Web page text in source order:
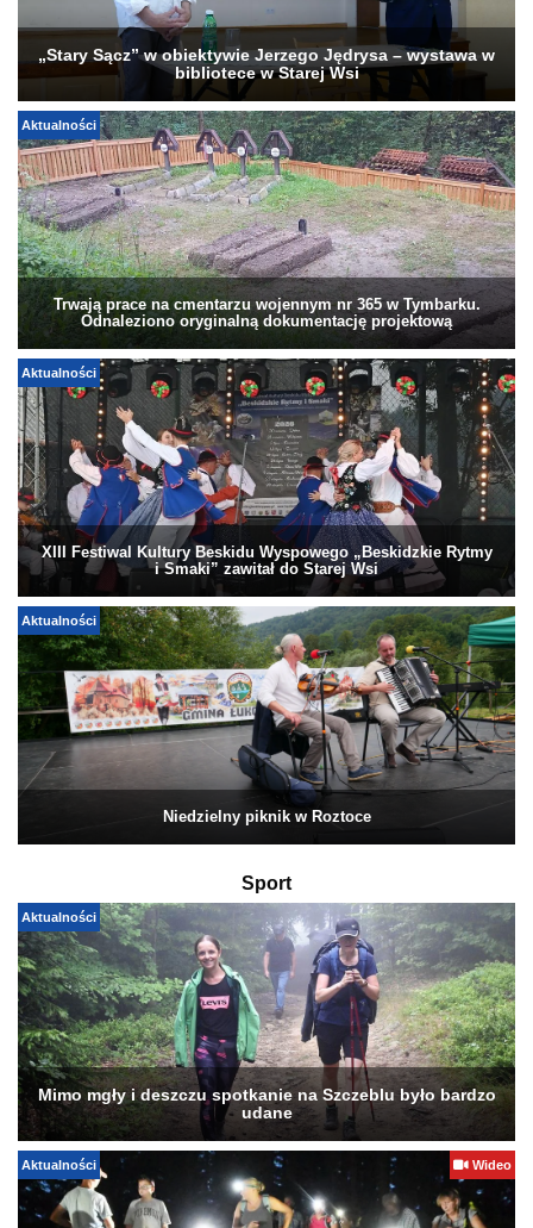
„Stary Sącz” w obiektywie Jerzego Jędrysa – wystawa w
bibliotece w Starej Wsi
Aktualności
Trwają prace na cmentarzu wojennym nr 365 w Tymbarku.
Odnaleziono oryginalną dokumentację projektową
Aktualności
XIII Festiwal Kultury Beskidu Wyspowego „Beskidzkie Rytmy
i Smaki” zawitał do Starej Wsi
Aktualności
Niedzielny piknik w Roztoce
Sport
Aktualności
Mimo mgły i deszczu spotkanie na Szczeblu było bardzo
udane
Aktualności Wideo